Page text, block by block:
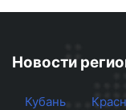
Новости
Кубань